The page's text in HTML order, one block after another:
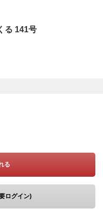
る 141号
る
ログイン)